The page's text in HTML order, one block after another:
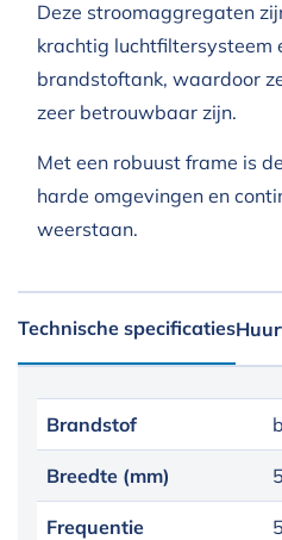
Deze stroomaggregaten
krachtig luchtfiltersysteem
brandstoftank, waardoor
zeer betrouwbaar zijn.
Met een robuust frame is
harde omgevingen en
weerstaan.
Technische specificaties
Brandstof
Breedte (mm)
Frequentie